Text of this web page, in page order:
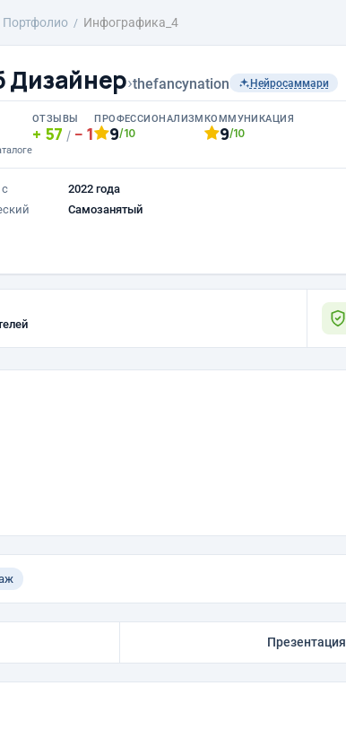
Портфолио Инфографика_4
Дизайнер›thefancynation Нейросаммари
ОТЗЫВЫ
57 / 1
ПРОФЕССИОНАЛИЗМ
9/10
КОММУНИКАЦИЯ
9/10
2022 года
Самозанятый
Презентация